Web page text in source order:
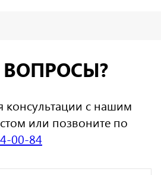
консультации с нашим
или позвоните по
00-84